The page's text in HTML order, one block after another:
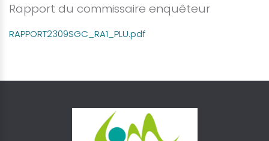
Rapport du commissaire enquêteur
RAPPORT2309SGC_RA1_PLU.pdf